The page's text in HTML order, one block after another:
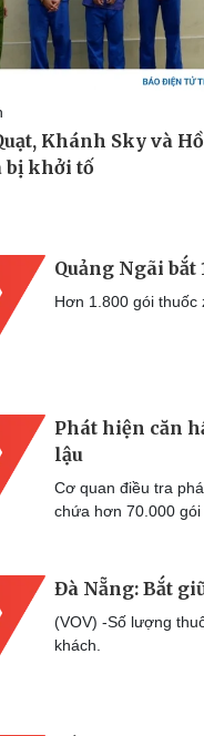
Quảng Ngãi
Hơn 1.800 gói thuốc
Phát hiện căn
lậu
Cơ quan điều tra
chứa hơn 70.000 gói
Đà Nẵng: Bắt
(VOV) -Số lượng
khách.